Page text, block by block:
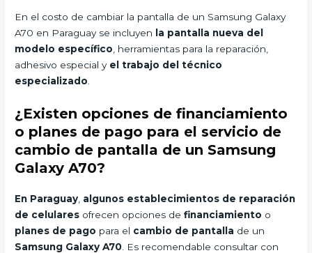
En el costo de cambiar la pantalla de un Samsung Galaxy
A70 en Paraguay se incluyen
la pantalla nueva del
modelo específico , herramientas para la reparación,
adhesivo especial y el trabajo del técnico
especializado
¿Existen opciones de financiamiento
o planes de pago para el servicio de
cambio de pantalla de un Samsung
Galaxy A70?
En Paraguay algunos establecimientos de reparación
de celulares ofrecen opciones definanciamiento o
planes de pago para el cambio de pantalla de un
Samsung Galaxy A70 . Es recomendable consultar con